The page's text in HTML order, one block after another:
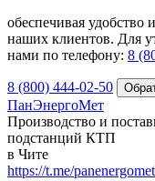
обеспечивая удобство
наших клиентов. Для
нами по телефону: 8
8 (800) 444-02-50
ПанЭнергоМет
Производство и
подстанций КТП
в Чите
https://t.me/panenergomet